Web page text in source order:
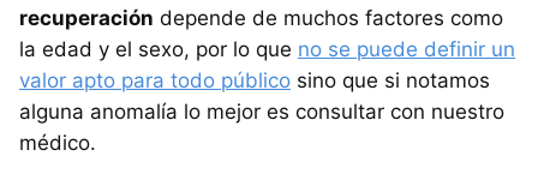
recuperación depende de muchos factores como
la edad y el sexo, por lo que no se puede definir un
valor apto para todo público sino que si notamos
alguna anomalía lo mejor es consultar con nuestro
médico.